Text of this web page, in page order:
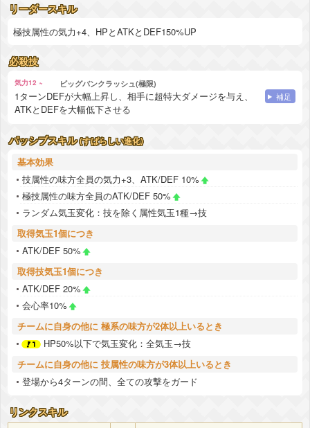
リーダースキル
極技属性の気力+4、HPとATKとDEF150%UP
必殺技
気力12 ~ ビッグバンクラッシュ(極限)
1ターンDEFが大幅上昇し、相手に超特大ダメージを与え、
ATKとDEFを大幅低下させる
補足
パッシブスキル (すばらしい進化)
基本効果
技属性の味方全員の気力+3、ATK/DEF 10%
極技属性の味方全員のATK/DEF 50%
ランダム気玉変化：技を除く属性気玉1種→技
取得気玉1個につき
ATK/DEF 50%
取得技気玉1個につき
ATK/DEF 20%
会心率10%
チームに自身の他に 極系の味方が2体以上いるとき
HP50%以下で気玉変化：全気玉→技
チームに自身の他に 技属性の味方が3体以上いるとき
登場から4ターンの間、全ての攻撃をガード
リンクスキル